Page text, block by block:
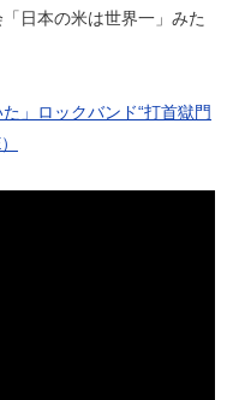
日本の米は世界一」みた
」ロックバンド“打首獄門